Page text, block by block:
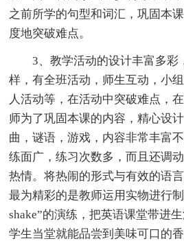
之前所学的句型和词汇，巩固本
度地突破难点。
3、教学活动的设计丰富多彩
样，有全班活动，师生互动，小
人活动等，在活动中突破难点，
师为了巩固本课的内容，精心设
曲，谜语，游戏，内容非常丰富
练面广，练习次数多，而且还调
热情。将热闹的形式与有效的语
最为精彩的是教师运用实物进行
shake”的演练，把英语课堂带进
学生当堂就能品尝到美味可口的